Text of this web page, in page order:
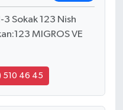
Sokak 123 Nish
MIGROS VE
510 46 45